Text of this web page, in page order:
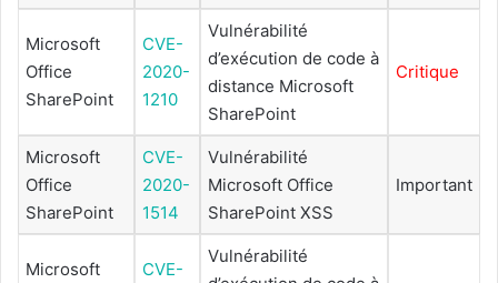
Microsoft
Office
SharePoint
CVE-
2020-
1210
Vulnérabilité
d’exécution de code à
distance Microsoft
SharePoint
Critique
Microsoft
Office
SharePoint
CVE-
2020-
1514
Vulnérabilité
Microsoft Office
SharePoint XSS
Important
Microsoft
CVE-
Vulnérabilité